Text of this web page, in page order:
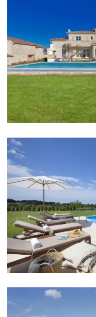
Pećnica
Frižider
Mikrovalna
Kuhalo za vodu
Toster
Perilica suđa
Ledomat
Aparat za kavu
Posuđe
Hranilica